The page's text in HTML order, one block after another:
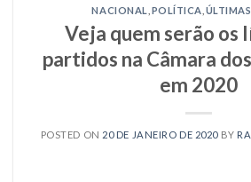
NACIONAL POLÍTICA
Veja quem serão os
partidos na Câmara
em 2020
POSTED ON 20 DE JANEIRO DE 2020 BY